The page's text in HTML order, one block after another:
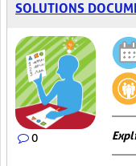
SOLUTIONS
0